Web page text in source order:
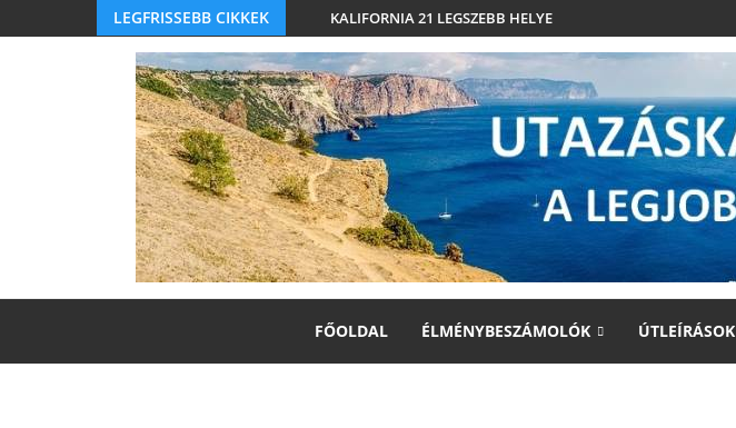
LEGFRISSEBB CIKKEK KALIFORNIA 21 LEGSZEBB HELYE
FŐOLDAL ÉLMÉNYBESZÁMOLÓK ÚTLEÍRÁSOK